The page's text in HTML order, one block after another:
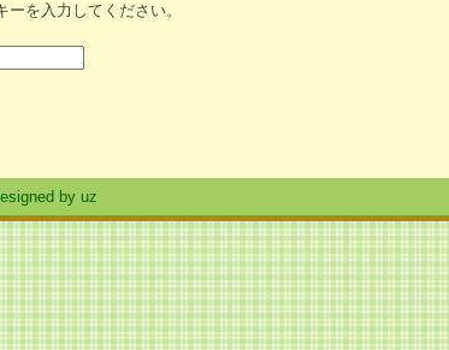
を入力してください。
by uz